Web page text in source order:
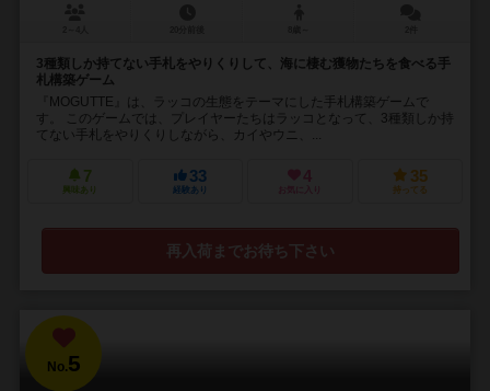
3種類しか持てない手札をやりくりして、海に棲む獲物たちを食べる手
札構築ゲーム
『MOGUTTE』は、ラッコの生態をテーマにした手札構築ゲームで
す。 このゲームでは、プレイヤーたちはラッコとなって、3種類しか持
てない手札をやりくりしながら、カイやウニ、...
7
興味あり
33
経験あり
4
お気に入り
35
持ってる
再入荷までお待ち下さい
No.5